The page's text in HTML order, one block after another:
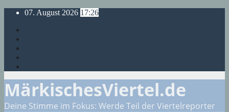
Skip
content
07. August 2026 17:26
MärkischesViertel.de
Deine Stimme im Fokus: Werde Teil der Viertelreporter